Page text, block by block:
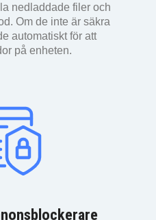
nedladdade filer och
Om de inte är säkra
automatiskt för att
på enheten.